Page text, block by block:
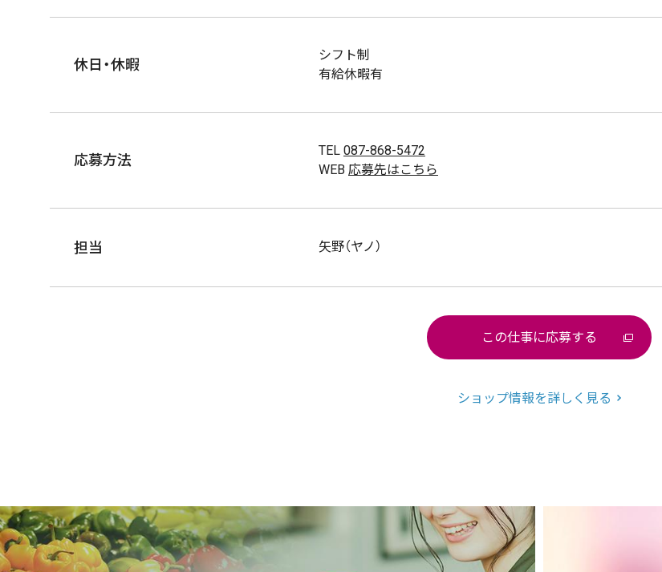
休日・休暇
シフト制
有給休暇有
応募方法
TEL 087-868-5472
WEB 応募先はこちら
担当 矢野（ヤノ）
この仕事に応募する
ショップ情報を詳しく見る